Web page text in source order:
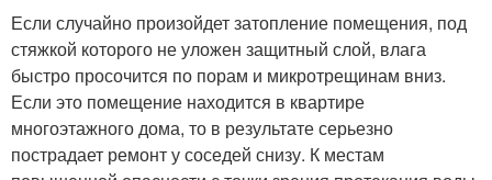
Если случайно произойдет затопление помещения, под
стяжкой которого не уложен защитный слой, влага
быстро просочится по порам и микротрещинам вниз.
Если это помещение находится в квартире
многоэтажного дома, то в результате серьезно
пострадает ремонт у соседей снизу. К местам